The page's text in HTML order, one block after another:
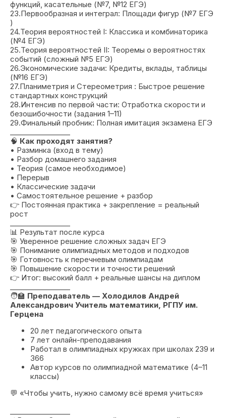
функций, касательные (№7, №12 ЕГЭ)
23.Первообразная и интеграл: Площади фигур (№7 ЕГЭ
)
24.Теория вероятностей I: Классика и комбинаторика
(№4 ЕГЭ)
25.Теория вероятностей II: Теоремы о вероятностях
событий (сложный №5 ЕГЭ)
26.Экономические задачи: Кредиты, вклады, таблицы
(№16 ЕГЭ)
27.Планиметрия и Стереометрия : Быстрое решение
стандартных конструкций
28.Интенсив по первой части: Отработка скорости и
безошибочности (задания 1–11)
29.Финальный пробник: Полная имитация экзамена ЕГЭ
🧠 Как проходят занятия?
• Разминка (вход в тему)
• Разбор домашнего задания
• Теория (самое необходимое)
• Перерыв
• Классические задачи
• Самостоятельное решение + разбор
👉 Постоянная практика + закрепление = реальный
рост
📊 Результат после курса
🎯 Уверенное решение сложных задач ЕГЭ
🎯 Понимание олимпиадных методов и подходов
🎯 Готовность к перечневым олимпиадам
🎯 Повышение скорости и точности решений
👉 Итог: высокий балл + реальные шансы на диплом
🧑‍🏫 Преподаватель — Холодилов Андрей
Александрович Учитель математики, РГПУ им.
Герцена
20 лет педагогического опыта
7 лет онлайн-преподавания
Работал в олимпиадных кружках при школах 239 и
366
Автор курсов по олимпиадной математике (4–11
классы)
💬 «Чтобы учить, нужно самому всё время учиться»